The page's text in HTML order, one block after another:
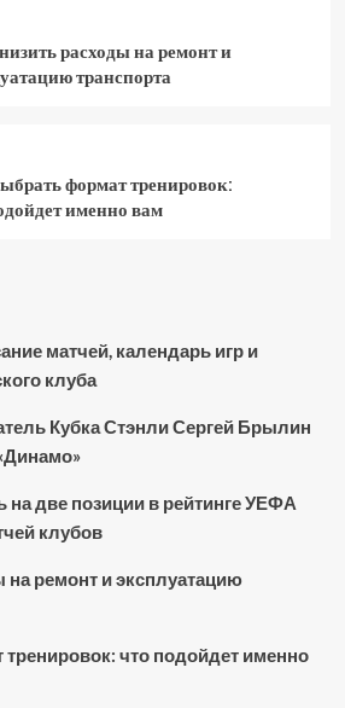
расходы на ремонт и
транспорта
формат тренировок:
именно вам
матчей, календарь игр и
клуба
Кубка Стэнли Сергей Брылин
на две позиции в рейтинге УЕФА
клубов
на ремонт и эксплуатацию
что подойдет именно